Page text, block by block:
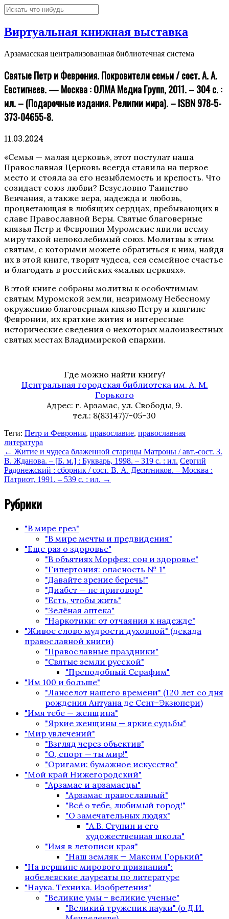
Виртуальная книжная выставка
Арзамасская централизованная библиотечная система
Святые Петр и Феврония. Покровители семьи / сост. А. А.
Евстигнеев. — Москва : ОЛМА Медиа Групп, 2011. – 304 с. :
ил. – (Подарочные издания. Религии мира). – ISBN 978-5-
373-04655-8.
11.03.2024
«Семья — малая церковь», этот постулат наша
Православная Церковь всегда ставила на первое
место и стояла за его незыблемость и крепость. Что
созидает союз любви? Безусловно Таинство
Венчания, а также вера, надежда и любовь,
процветающая в любящих сердцах, пребывающих в
славе Православной Веры. Святые благоверные
князья Петр и Феврония Муромские явили всему
миру такой непоколебимый союз. Молитвы к этим
святым, с которыми можете обратиться к ним, найдя
их в этой книге, творят чудеса, сея семейное счастье
и благодать в российских «малых церквях».
В этой книге собраны молитвы к особочтимым
святым Муромской земли, незримому Небесному
окружению благоверным князю Петру и княгине
Февронии, их краткие жития и интересные
исторические сведения о некоторых малоизвестных
святых местах Владимирской епархии.
Где можно найти книгу?
Центральная городская библиотека им. А. М.
Горького
Адрес: г. Арзамас, ул. Свободы, 9.
тел.: 8(83147)7-05-30
Теги: Петр и Феврония, православие, православная
литература
← Житие и чудеса блаженной старицы Матроны / авт.-сост. З.
В. Жданова. – [Б. м.] : Букварь, 1998. – 319 с. : ил. Сергий
Радонежский : сборник / сост. В. А. Десятников. – Москва :
Патриот, 1991. – 539 с. : ил. →
Рубрики
"В мире грез"
"В мире мечты и предвидения"
"Еще раз о здоровье"
"В объятиях Морфея: сон и здоровье"
"Гипертония: опасность № 1"
"Давайте зрение беречь!"
"Диабет — не приговор"
"Есть, чтобы жить"
"Зелёная аптека"
"Наркотики: от отчаяния к надежде"
"Живое слово мудрости духовной" (декада
православной книги)
"Православные праздники"
"Святые земли русской"
"Преподобный Серафим"
"Им 100 и больше"
"Ланселот нашего времени" (120 лет со дня
рождения Антуана де Сент-Экзюпери)
"Имя тебе — женщина"
"Яркие женщины — яркие судьбы"
"Мир увлечений"
"Взгляд через объектив"
"О, спорт — ты мир!"
"Оригами: бумажное искусство"
"Мой край Нижегородский"
"Арзамас и арзамасцы"
"Арзамас православный"
"Всё о тебе, любимый город!"
"О замечательных людях"
"А.В. Ступин и его
художественная школа"
"Имя в летописи края"
"Наш земляк — Максим Горький"
"На вершине мирового признания":
нобелевские лауреаты по литературе
"Наука. Техника. Изобретения"
"Великие умы – великие ученые"
"Великий труженик науки" (о Д.И.